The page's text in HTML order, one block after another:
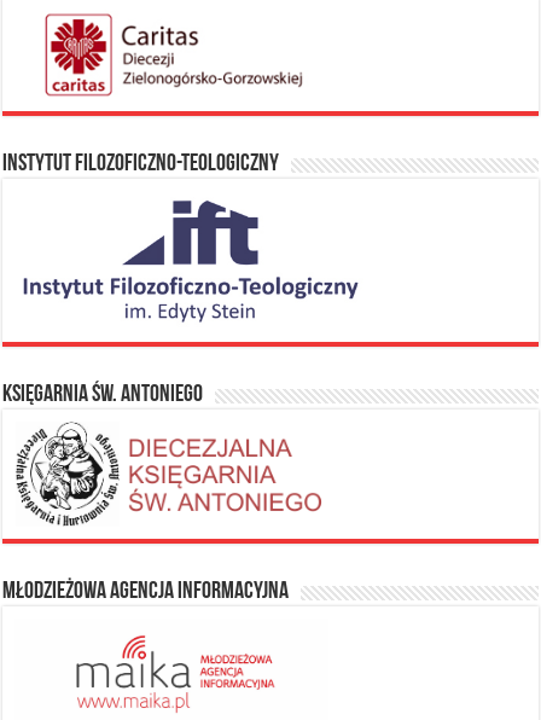
Instytut Filozoficzno-Teologiczny
Księgarnia Św. Antoniego
Młodzieżowa Agencja Informacyjna